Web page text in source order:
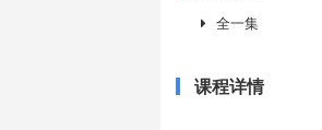
全一集
课程详情